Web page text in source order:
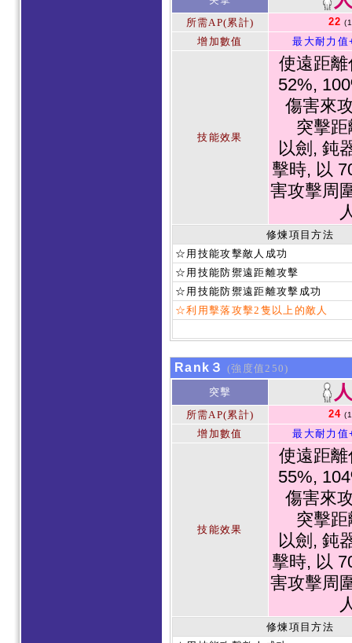
所需AP(累計) 22
增加數值 最大耐力值
技能效果
使遠距
52%,
傷害來
突擊
以劍, 鈍
擊時, 以
害攻擊周
修煉項目方法
☆用技能攻擊敵人成功
☆用技能防禦遠距離攻擊
☆用技能防禦遠距離攻擊成功
☆利用擊落攻擊2隻以上的敵人
Rank３
(強度值250)
突擊
所需AP(累計) 24
增加數值 最大耐力值
技能效果
使遠距
55%,
傷害來
突擊
以劍, 鈍
擊時, 以
害攻擊周
修煉項目方法